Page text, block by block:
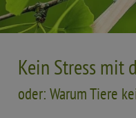
Kein Stress mit
oder: Warum Tiere